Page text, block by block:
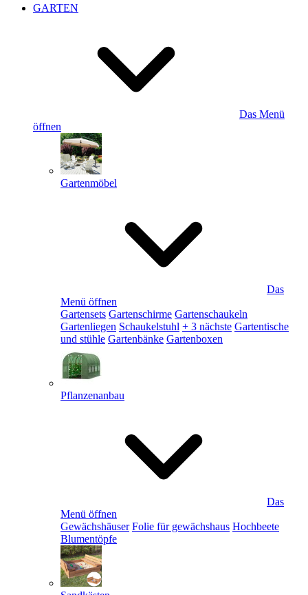
GARTEN
Das Menü
öffnen
Gartenmöbel
Das
Menü öffnen
Gartensets Gartenschirme Gartenschaukeln
Gartenliegen Schaukelstuhl + 3 nächste Gartentische
und stühle Gartenbänke Gartenboxen
Pflanzenanbau
Das
Menü öffnen
Gewächshäuser Folie für gewächshaus Hochbeete
Blumentöpfe